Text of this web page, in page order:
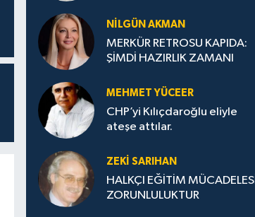
NILGÜN AKMAN
MERKÜR RETROSU KAPIDA:
ŞİMDİ HAZIRLIK ZAMANI
MEHMET YÜCEER
CHP’yi Kılıçdaroğlu eliyle
ateşe attılar.
ZEKI SARIHAN
HALKÇI EĞİTİM MÜCADELESİ
ZORUNLULUKTUR